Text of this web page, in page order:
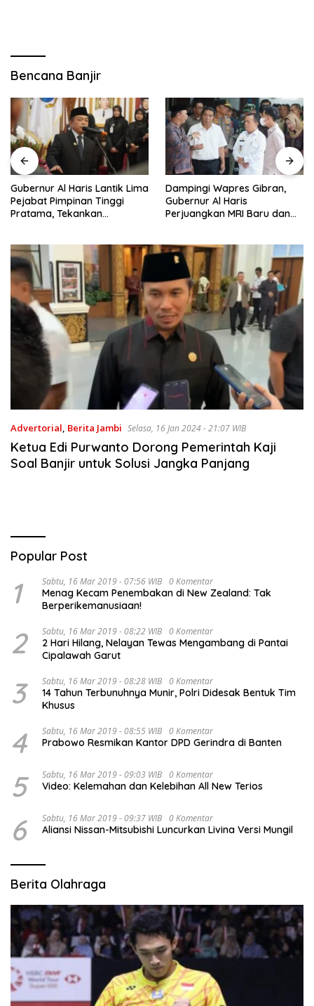
Bencana Banjir
Dampingi Wapres Gibran,
Gubernur Al Haris
Perjuangkan MRI Baru dan
Gubernur Al Haris Jawab
Pandangan Umum Fraksi
DPRD: Komitmen Perkuat
Advertorial, Berita Jambi Selasa, 16 Jan 2024 - 21:07 WIB
Ketua Edi Purwanto Dorong Pemerintah Kaji
Soal Banjir untuk Solusi Jangka Panjang
Popular Post
1 Sabtu, 16 Mar 2019 - 07:56 WIB 0 Komentar
Menag Kecam Penembakan di New Zealand: Tak
Berperikemanusiaan!
2 Sabtu, 16 Mar 2019 - 08:22 WIB 0 Komentar
2 Hari Hilang, Nelayan Tewas Mengambang di Pantai
Cipalawah Garut
3 Sabtu, 16 Mar 2019 - 08:28 WIB 0 Komentar
14 Tahun Terbunuhnya Munir, Polri Didesak Bentuk Tim
Khusus
4 Sabtu, 16 Mar 2019 - 08:55 WIB 0 Komentar
Prabowo Resmikan Kantor DPD Gerindra di Banten
5 Sabtu, 16 Mar 2019 - 09:03 WIB 0 Komentar
Video: Kelemahan dan Kelebihan All New Terios
6 Sabtu, 16 Mar 2019 - 09:37 WIB 0 Komentar
Aliansi Nissan-Mitsubishi Luncurkan Livina Versi Mungil
Berita Olahraga